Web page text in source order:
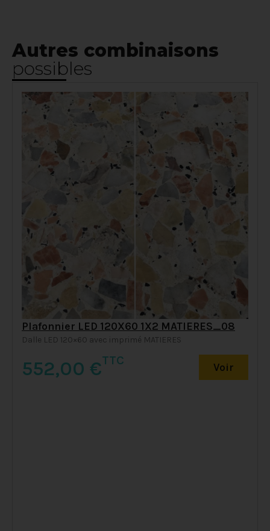
Autres combinaisons
possibles
Plafonnier LED 120X60 1X2 MATIERES_08
Dalle LED 120×60 avec imprimé MATIERES
552,00 €TTC Voir